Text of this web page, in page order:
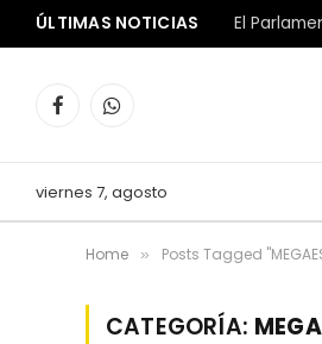
ÚLTIMAS NOTICIAS
FacebookWhatsApp
viernes 7, agosto
Home » Posts Tagged
CATEGORÍA: